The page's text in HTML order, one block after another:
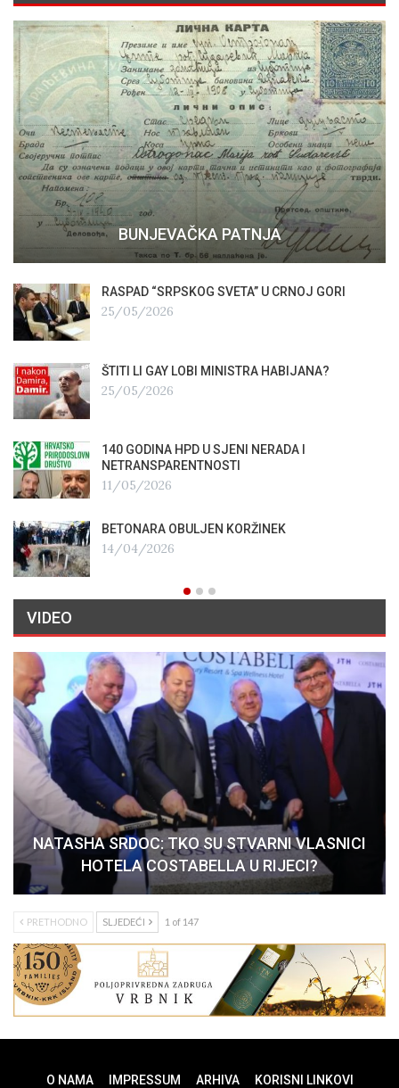
BUNJEVAČKA PATNJA
RASPAD “SRPSKOG SVETA” U CRNOJ GORI
25/05/2026
ŠTITI LI GAY LOBI MINISTRA HABIJANA?
25/05/2026
140 GODINA HPD U SJENI NERADA I
NETRANSPARENTNOSTI
11/05/2026
BETONARA OBULJEN KORŽINEK
14/04/2026
VIDEO
NATASHA SRDOC: TKO SU STVARNI VLASNICI
HOTELA COSTABELLA U RIJECI?
PRETHODNO SLJEDEĆI 1 of 147
O NAMA IMPRESSUM ARHIVA KORISNI LINKOVI